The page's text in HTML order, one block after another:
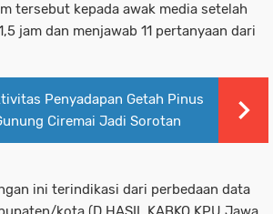
tersebut kepada awak media setelah
jam dan menjawab 11 pertanyaan dari
Penyadapan Getah Pinus
Ciremai Jadi Sorotan
ini terindikasi dari perbedaan data